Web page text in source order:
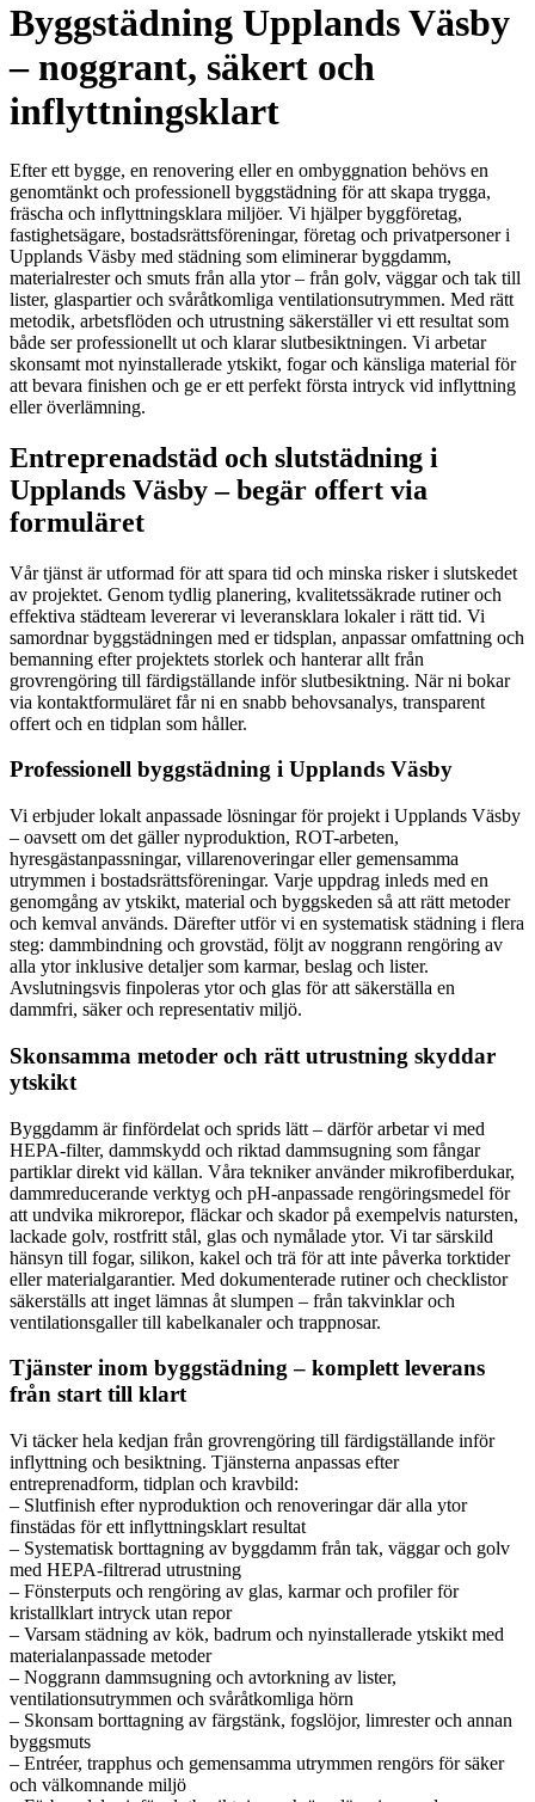
Byggstädning Upplands Väsby
– noggrant, säkert och
inflyttningsklart
Efter ett bygge, en renovering eller en ombyggnation behövs en
genomtänkt och professionell byggstädning för att skapa trygga,
fräscha och inflyttningsklara miljöer. Vi hjälper byggföretag,
fastighetsägare, bostadsrättsföreningar, företag och privatpersoner i
Upplands Väsby med städning som eliminerar byggdamm,
materialrester och smuts från alla ytor – från golv, väggar och tak till
lister, glaspartier och svåråtkomliga ventilationsutrymmen. Med rätt
metodik, arbetsflöden och utrustning säkerställer vi ett resultat som
både ser professionellt ut och klarar slutbesiktningen. Vi arbetar
skonsamt mot nyinstallerade ytskikt, fogar och känsliga material för
att bevara finishen och ge er ett perfekt första intryck vid inflyttning
eller överlämning.
Entreprenadstäd och slutstädning i
Upplands Väsby – begär offert via
formuläret
Vår tjänst är utformad för att spara tid och minska risker i slutskedet
av projektet. Genom tydlig planering, kvalitetssäkrade rutiner och
effektiva städteam levererar vi leveransklara lokaler i rätt tid. Vi
samordnar byggstädningen med er tidsplan, anpassar omfattning och
bemanning efter projektets storlek och hanterar allt från
grovrengöring till färdigställande inför slutbesiktning. När ni bokar
via kontaktformuläret får ni en snabb behovsanalys, transparent
offert och en tidplan som håller.
Professionell byggstädning i Upplands Väsby
Vi erbjuder lokalt anpassade lösningar för projekt i Upplands Väsby
– oavsett om det gäller nyproduktion, ROT-arbeten,
hyresgästanpassningar, villarenoveringar eller gemensamma
utrymmen i bostadsrättsföreningar. Varje uppdrag inleds med en
genomgång av ytskikt, material och byggskeden så att rätt metoder
och kemval används. Därefter utför vi en systematisk städning i flera
steg: dammbindning och grovstäd, följt av noggrann rengöring av
alla ytor inklusive detaljer som karmar, beslag och lister.
Avslutningsvis finpoleras ytor och glas för att säkerställa en
dammfri, säker och representativ miljö.
Skonsamma metoder och rätt utrustning skyddar
ytskikt
Byggdamm är finfördelat och sprids lätt – därför arbetar vi med
HEPA-filter, dammskydd och riktad dammsugning som fångar
partiklar direkt vid källan. Våra tekniker använder mikrofiberdukar,
dammreducerande verktyg och pH-anpassade rengöringsmedel för
att undvika mikrorepor, fläckar och skador på exempelvis natursten,
lackade golv, rostfritt stål, glas och nymålade ytor. Vi tar särskild
hänsyn till fogar, silikon, kakel och trä för att inte påverka torktider
eller materialgarantier. Med dokumenterade rutiner och checklistor
säkerställs att inget lämnas åt slumpen – från takvinklar och
ventilationsgaller till kabelkanaler och trappnosar.
Tjänster inom byggstädning – komplett leverans
från start till klart
Vi täcker hela kedjan från grovrengöring till färdigställande inför
inflyttning och besiktning. Tjänsterna anpassas efter
entreprenadform, tidplan och kravbild:
– Slutfinish efter nyproduktion och renoveringar där alla ytor
finstädas för ett inflyttningsklart resultat
– Systematisk borttagning av byggdamm från tak, väggar och golv
med HEPA-filtrerad utrustning
– Fönsterputs och rengöring av glas, karmar och profiler för
kristallklart intryck utan repor
– Varsam städning av kök, badrum och nyinstallerade ytskikt med
materialanpassade metoder
– Noggrann dammsugning och avtorkning av lister,
ventilationsutrymmen och svåråtkomliga hörn
– Skonsam borttagning av färgstänk, fogslöjor, limrester och annan
byggsmuts
– Entréer, trapphus och gemensamma utrymmen rengörs för säker
och välkomnande miljö